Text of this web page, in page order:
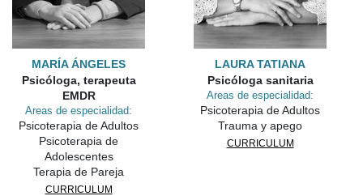
MARÍA ÁNGELES
Psicóloga, terapeuta
EMDR
Areas de especialidad:
Psicoterapia de Adultos
Psicoterapia de
Adolescentes
Terapia de Pareja
CURRICULUM
LAURA TATIANA
Psicóloga sanitaria
Areas de especialidad:
Psicoterapia de Adultos
Trauma y apego
CURRICULUM